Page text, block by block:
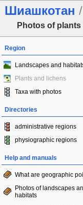
Шиашкотан
Photos of
Region
Landscapes and
Plants and lichens
Taxa with photos
Directories
administrative regions
physiographic regions
Help and manuals
What are geographic
Photos of landscapes
habitats